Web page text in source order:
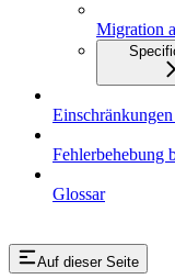
Migration
Fehlerbehebung
Glossar
Auf dieser Seite